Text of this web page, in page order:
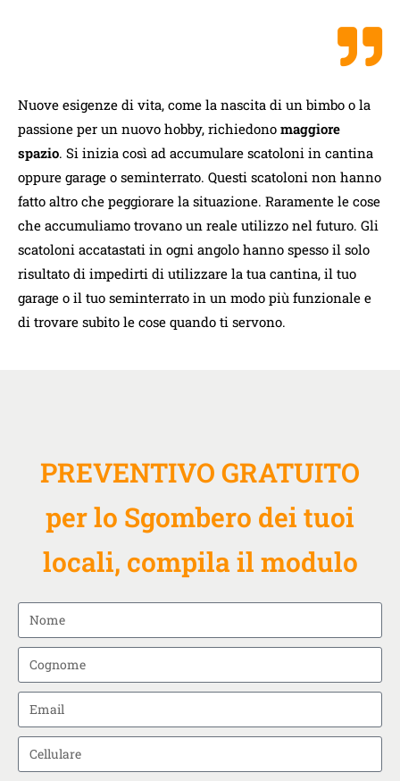
Nuove esigenze di vita, come la nascita di un bimbo o la
passione per un nuovo hobby, richiedono maggiore
spazio. Si inizia così ad accumulare scatoloni in cantina
oppure garage o seminterrato. Questi scatoloni non hanno
fatto altro che peggiorare la situazione. Raramente le cose
che accumuliamo trovano un reale utilizzo nel futuro. Gli
scatoloni accatastati in ogni angolo hanno spesso il solo
risultato di impedirti di utilizzare la tua cantina, il tuo
garage o il tuo seminterrato in un modo più funzionale e
di trovare subito le cose quando ti servono.
PREVENTIVO GRATUITO
per lo Sgombero dei tuoi
locali, compila il modulo